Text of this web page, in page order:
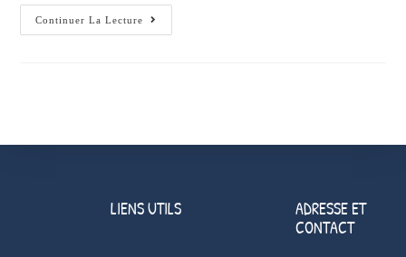
Continuer La Lecture
LIENS UTILS
ADRESSE ET
CONTACT